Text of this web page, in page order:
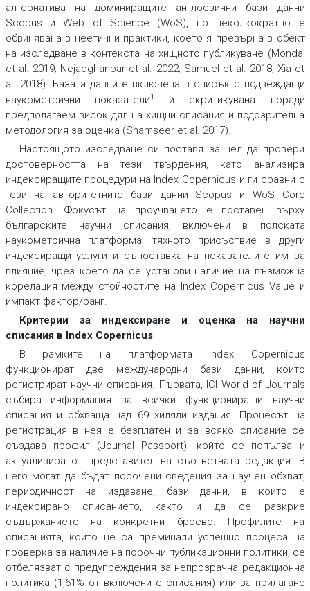
алтернатива на доминиращите англоезични бази данни
Scopus и Web of Science (WoS), но неколкократно е
обвинявана в неетични практики, което я превърна в обект
на изследване в контекста на хищното публикуване (Mondal
et al. 2019; Nejadghanbar et al. 2022; Samuel et al. 2018; Xia et
al. 2018). Базата данни е включена в списък с подвеждащи
наукометрични показатели1
и екритикувана поради
предполагаем висок дял на хищни списания и подозрителна
методология за оценка (Shamseer et al. 2017).
Настоящото изследване си поставя за цел да провери
достоверността на тези твърдения, като анализира
индексиращите процедури на Index Copernicus и ги сравни с
тези на авторитетните бази данни Scopus и WoS Core
Collection. Фокусът на проучването е поставен върху
българските научни списания, включени в полската
наукометрична платформа, тяхното присъствие в други
индексиращи услуги и съпоставка на показателите им за
влияние, чрез което да се установи наличие на възможна
корелация между стойностите на Index Copernicus Value и
импакт фактор/ранг.
Критерии за индексиране и оценка на научни
списания в Index Copernicus
В рамките на платформата Index Copernicus
функционират две международни бази данни, които
регистрират научни списания. Първата, ICI World of Journals
събира информация за всички функциониращи научни
списания и обхваща над 69 хиляди издания. Процесът на
регистрация в нея е безплатен и за всяко списание се
създава профил (Journal Passport), който се попълва и
актуализира от представител на съответната редакция. В
него могат да бъдат посочени сведения за научен обхват,
периодичност на издаване, бази данни, в които е
индексирано списанието, както и да се разкрие
съдържанието на конкретни броеве. Профилите на
списанията, които не са преминали успешно процеса на
проверка за наличие на порочни публикационни политики, се
отбелязват с предупреждения за непрозрачна редакционна
политика (1,61% от включените списания) или за прилагане